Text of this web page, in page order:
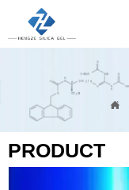

PRODUCT